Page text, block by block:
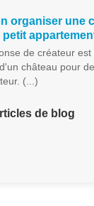
organiser une
de créateur
château pour
(...)
de blog